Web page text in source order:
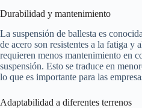
Durabilidad y mantenimiento
La suspensión de ballesta es
de acero son resistentes a la fatiga y
requieren menos mantenimiento en
suspensión. Esto se traduce en
lo que es importante para las
Adaptabilidad a diferentes terrenos